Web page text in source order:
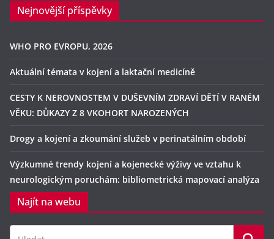
Nejnovější příspěvky
WHO PRO EVROPU, 2026
Aktuální témata v kojení a laktační medicíně
CESTY K NEROVNOSTEM V DUŠEVNÍM ZDRAVÍ DĚTÍ V RANÉM
VĚKU: DŮKAZY Z 8 VKOHORT NAROZENÝCH
Drogy a kojení a zkoumání služeb v perinatálním období
Výzkumné trendy kojení a kojenecké výživy ve vztahu k
neurologickým poruchám: bibliometrická mapovací analýza
Najít na webu